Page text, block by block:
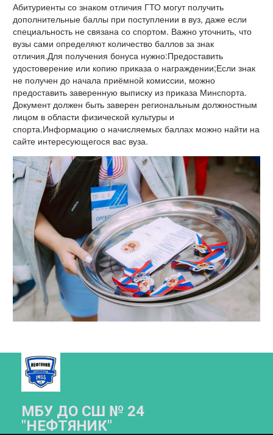
Абитуриенты со знаком отличия ГТО могут получить
дополнительные баллы при поступлении в вуз, даже если
специальность не связана со спортом. Важно уточнить, что
вузы сами определяют количество баллов за знак
отличия.Для получения бонуса нужно:Предоставить
удостоверение или копию приказа о награждении;Если знак
не получен до начала приёмной комиссии, можно
предоставить заверенную выписку из приказа Минспорта.
Документ должен быть заверен региональным должностным
лицом в области физической культуры и
спорта.Информацию о начисляемых баллах можно найти на
сайте интересующегося вас вуза.
МБУ ДО СШ № 24
"НЕФТЯНИК"­­